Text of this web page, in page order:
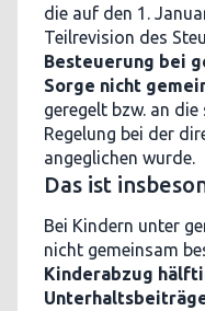
die auf den 1.
Teilrevision des
Besteuerung bei
Sorge nicht
geregelt bzw. an
Regelung bei der
angeglichen wurde.
Das ist
Bei Kindern unter
nicht gemeinsam
Kinderabzug